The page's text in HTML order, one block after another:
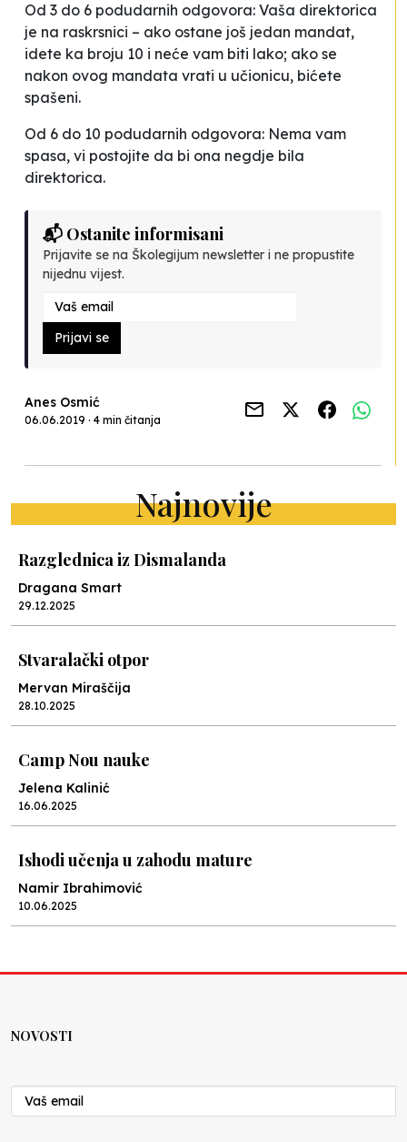
Od 3 do 6 podudarnih odgovora: Vaša direktorica
je na raskrsnici – ako ostane još jedan mandat,
idete ka broju 10 i neće vam biti lako; ako se
nakon ovog mandata vrati u učionicu, bićete
spašeni.
Od 6 do 10 podudarnih odgovora: Nema vam
spasa, vi postojite da bi ona negdje bila
direktorica.
📬 Ostanite informisani
Prijavite se na Školegijum newsletter i ne propustite
nijednu vijest.
Prijavi se
Anes Osmić
06.06.2019 · 4 min čitanja
Najnovije
Razglednica iz Dismalanda
Dragana Smart
29.12.2025
Stvaralački otpor
Mervan Miraščija
28.10.2025
Camp Nou nauke
Jelena Kalinić
16.06.2025
Ishodi učenja u zahodu mature
Namir Ibrahimović
10.06.2025
Nenad Veličković
29.10.2024
NOVOSTI